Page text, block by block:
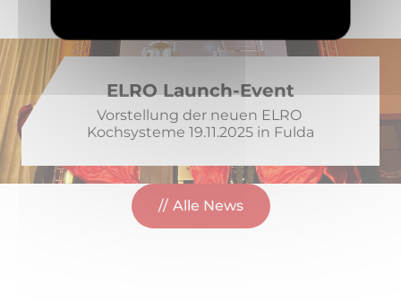
ELRO Launch-Event
Vorstellung der neuen ELRO
Kochsysteme 19.11.2025 in Fulda
Alle News